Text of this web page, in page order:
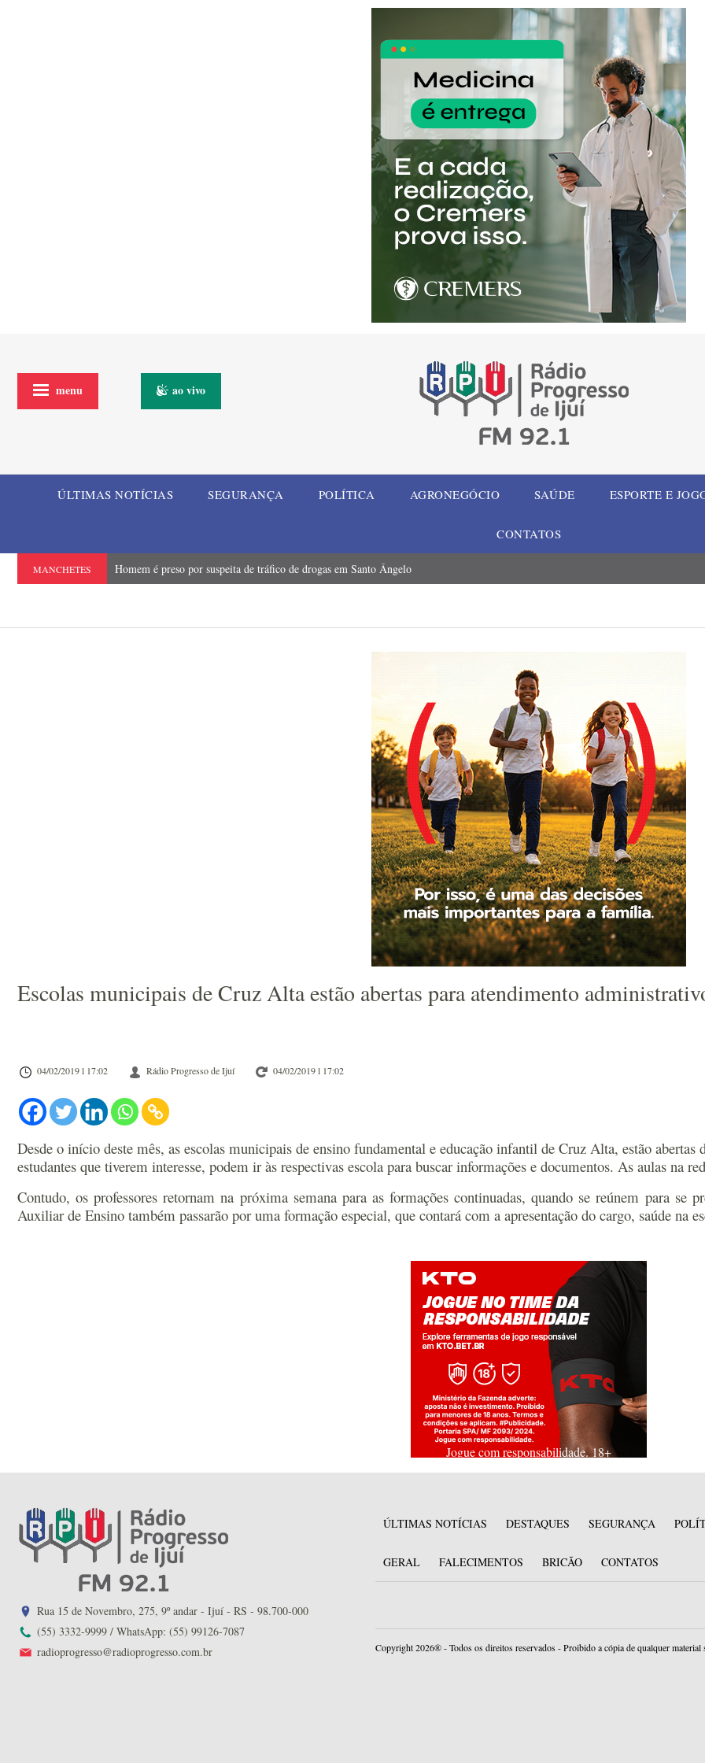
menu ao vivo
ÚLTIMAS NOTÍCIAS SEGURANÇA POLÍTICA AGRONEGÓCIO SAÚDE ESPORTE E
CONTATOS
MANCHETES Homem é preso por suspeita de tráfico de drogas em Santo Ângelo
Escolas municipais de Cruz Alta estão abertas para atendimento
04/02/2019 l 17:02 Rádio Progresso de Ijuí 04/02/2019 l 17:02
Desde o início deste mês, as escolas municipais de ensino fundamental e educação infantil de Cruz Alta, estão
estudantes que tiverem interesse, podem ir às respectivas escola para buscar informações e documentos. As aulas na
Contudo, os professores retornam na próxima semana para as formações continuadas, quando se reúnem para se
Auxiliar de Ensino também passarão por uma formação especial, que contará com a apresentação do cargo, saúde na
Jogue com responsabilidade. 18+
Rua 15 de Novembro, 275, 9º andar - Ijuí - RS - 98.700-000
(55) 3332-9999 / WhatsApp: (55) 99126-7087
radioprogresso@radioprogresso.com.br
ÚLTIMAS NOTÍCIAS DESTAQUES SEGURANÇA
GERAL FALECIMENTOS BRICÃO CONTATOS
Copyright 2026® - Todos os direitos reservados - Proibido a cópia de qualquer material